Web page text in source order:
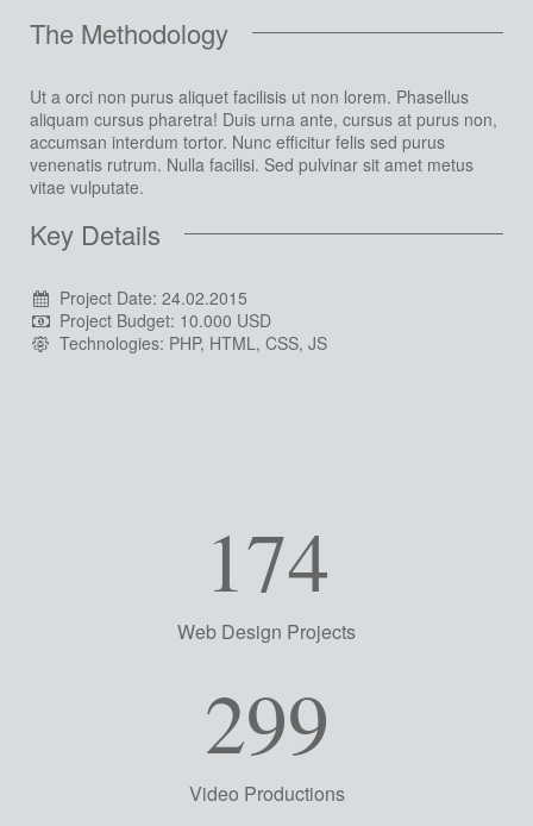
The Methodology
Ut a orci non purus aliquet facilisis ut non lorem. Phasellus
aliquam cursus pharetra! Duis urna ante, cursus at purus non,
accumsan interdum tortor. Nunc efficitur felis sed purus
venenatis rutrum. Nulla facilisi. Sed pulvinar sit amet metus
vitae vulputate.
Key Details
Project Date: 24.02.2015
Project Budget: 10.000 USD
Technologies: PHP, HTML, CSS, JS
174
Web Design Projects
299
Video Productions